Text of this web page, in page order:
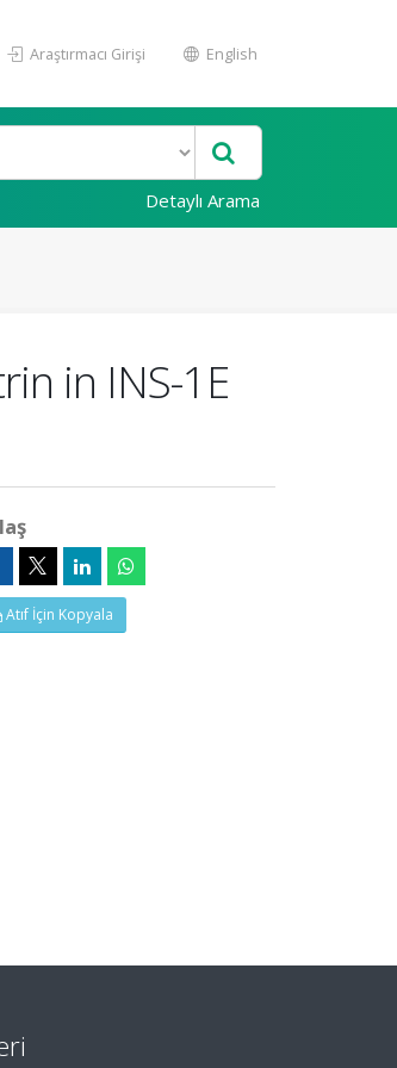
Araştırmacı Girişi English
Detaylı Arama
in INS-1E
Atıf İçin Kopyala